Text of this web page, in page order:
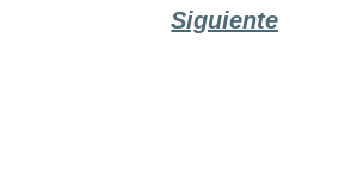
Siguiente